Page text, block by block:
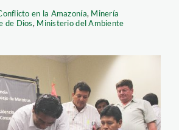
en la Amazonía, Minería
de Dios, Ministerio del Ambiente